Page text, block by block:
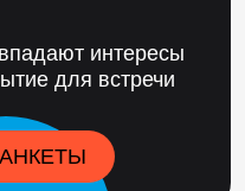
интересы
для встречи